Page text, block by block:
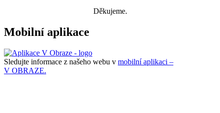
Děkujeme.
Mobilní aplikace
Sledujte informace z našeho webu v mobilní aplikaci –
V OBRAZE.